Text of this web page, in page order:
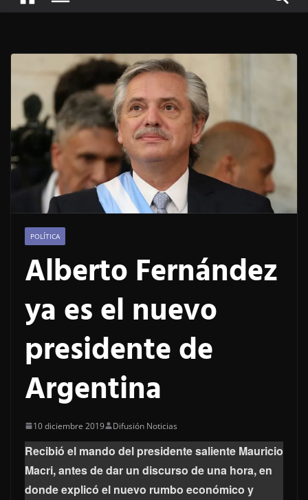
POLÍTICA
Alberto Fernández
ya es el nuevo
presidente de
Argentina
10 diciembre 2019 Difusión Noticias
Recibió el mando del presidente saliente Mauricio
Macri, antes de dar un discurso de una hora, en
donde explicó el nuevo rumbo económico y